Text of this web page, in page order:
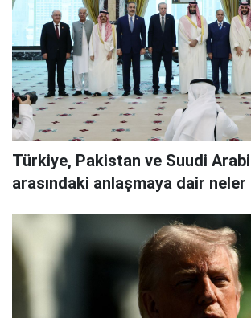
Türkiye, Pakistan ve Suudi
arasındaki anlaşmaya dair